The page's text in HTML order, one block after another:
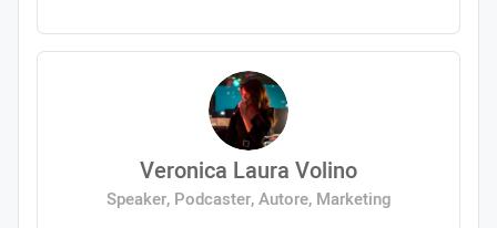
Veronica Laura Volino
Speaker, Podcaster, Autore, Marketing